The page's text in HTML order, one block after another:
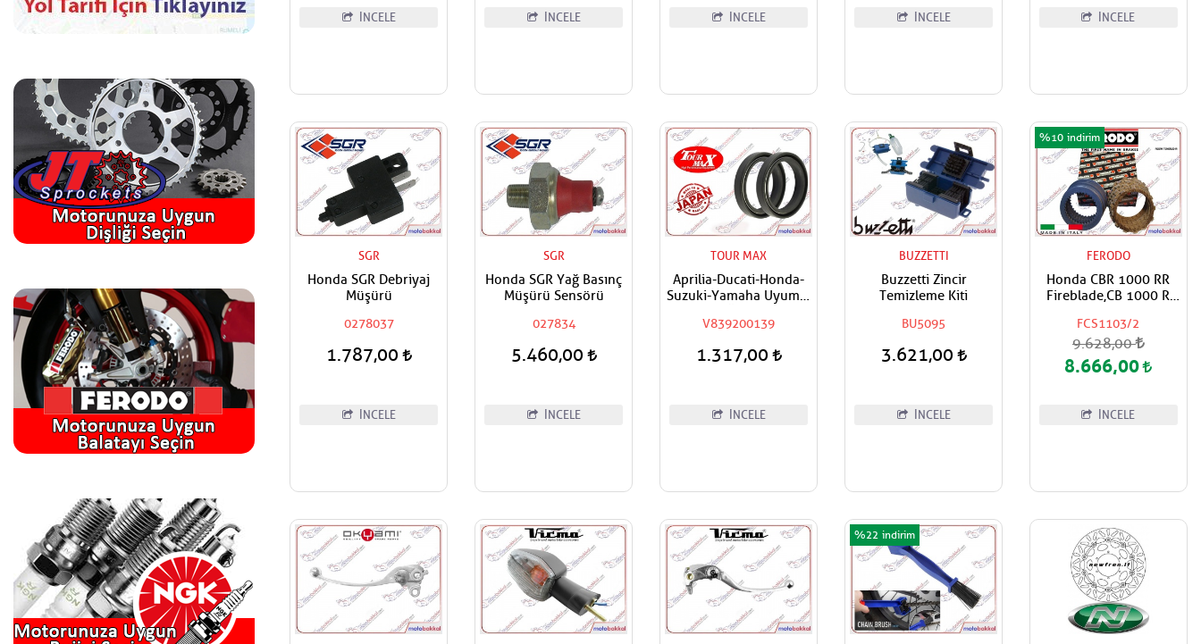
İNCELE İNCELE İNCELE İNCELE İNCELE
SGR
Honda SGR Debriyaj
Müşürü
0278037
1.787,00
İNCELE
SGR
Honda SGR Yağ Basınç
Müşürü Sensörü
027834
5.460,00
İNCELE
TOUR MAX
Aprilia-Ducati-Honda-
Suzuki-Yamaha Uyumlu
Yağ Keçesi
V839200139
1.317,00
İNCELE
BUZZETTI
Buzzetti Zincir
Temizleme Kiti
BU5095
3.621,00
İNCELE
FERODO
Honda CBR 1000 RR
Fireblade,CB 1000 R
ve Sac Takımı
FCS1103/2
%10
9.628,00
8.666,00
İNCELE
%22